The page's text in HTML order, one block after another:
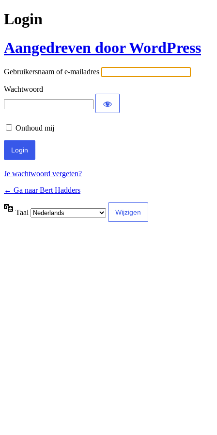
Login
Aangedreven door WordPress
Gebruikersnaam of e-mailadres
Wachtwoord
Onthoud mij
Je wachtwoord vergeten?
← Ga naar Bert Hadders
Taal